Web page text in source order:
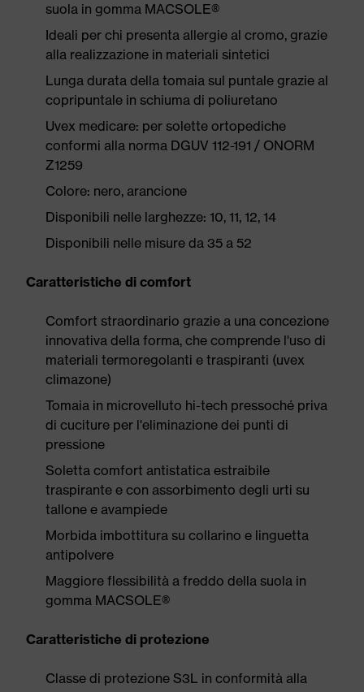
suola in gomma MACSOLE®
Ideali per chi presenta allergie al cromo, grazie
alla realizzazione in materiali sintetici
Lunga durata della tomaia sul puntale grazie al
copripuntale in schiuma di poliuretano
Uvex medicare: per solette ortopediche
conformi alla norma DGUV 112-191 / ONORM
Z1259
Colore: nero, arancione
Disponibili nelle larghezze: 10, 11, 12, 14
Disponibili nelle misure da 35 a 52
Caratteristiche di comfort
Comfort straordinario grazie a una concezione
innovativa della forma, che comprende l'uso di
materiali termoregolanti e traspiranti (uvex
climazone)
Tomaia in microvelluto hi-tech pressoché priva
di cuciture per l'eliminazione dei punti di
pressione
Soletta comfort antistatica estraibile
traspirante e con assorbimento degli urti su
tallone e avampiede
Morbida imbottitura su collarino e linguetta
antipolvere
Maggiore flessibilità a freddo della suola in
gomma MACSOLE®
Caratteristiche di protezione
Classe di protezione S3L in conformità alla